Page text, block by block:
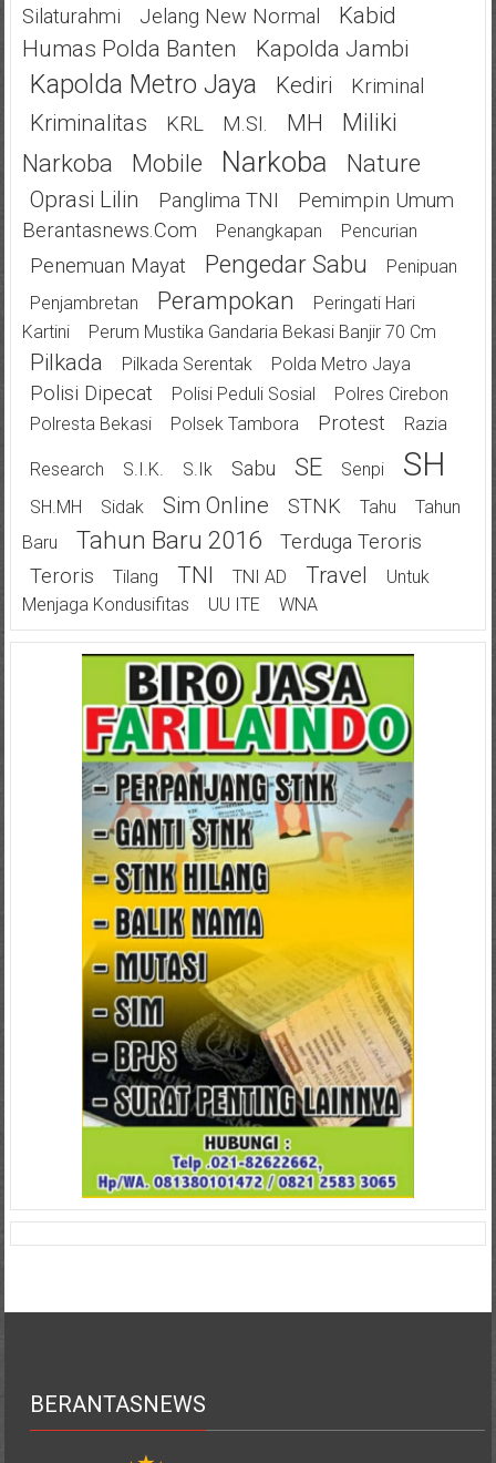
Silaturahmi
Jelang New Normal
Kabid
Humas Polda Banten
Kapolda Jambi
Kapolda Metro Jaya Kediri Kriminal
Kriminalitas KRL M.SI. MH
Miliki
Narkoba
Mobile Narkoba Nature
Oprasi Lilin Panglima TNI
Pemimpin Umum
Berantasnews.com
Penangkapan Pencurian
Penemuan Mayat Pengedar Sabu
Penipuan
Penjambretan
Perampokan
Peringati Hari
Kartini
Perum Mustika Gandaria Bekasi Banjir 70 Cm
Pilkada Pilkada Serentak Polda Metro Jaya
Polisi Dipecat Polisi Peduli Sosial
Polres Cirebon
Polresta Bekasi
Polsek Tambora Protest Razia
Research S.I.K. S.Ik Sabu SE Senpi SH
SH.MH Sidak Sim Online STNK Tahu
Tahun
Baru
Tahun Baru 2016
Terduga Teroris
Teroris
Tilang TNI TNI AD Travel
Untuk
Menjaga Kondusifitas
UU ITE WNA
BERANTASNEWS